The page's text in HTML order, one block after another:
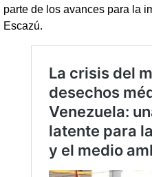
parte de los avances para la
Escazú.